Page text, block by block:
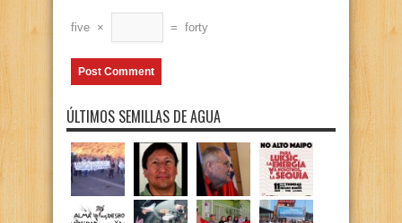
five × = forty
ÚLTIMOS SEMILLAS DE AGUA